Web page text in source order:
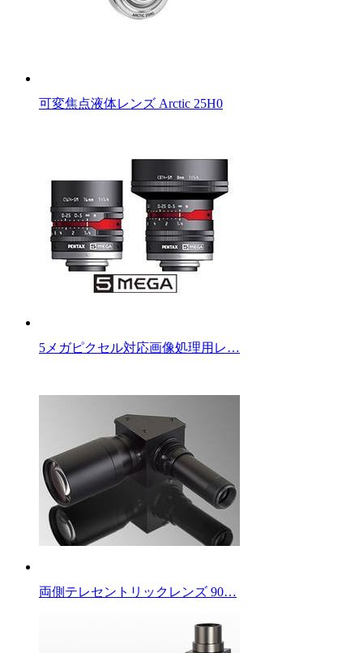
可変焦点液体レンズ Arctic 25H0
5メガピクセル対応画像処理用レ…
両側テレセントリックレンズ 90…